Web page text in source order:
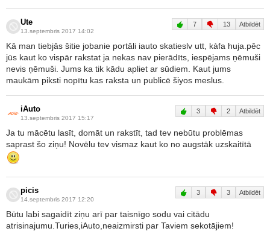
Ute
13.septembris 2017 14:02
7 13 Atbildēt
Kā man tiebjās šitie jobanie portāli iauto skatieslv utt, kàfa huja.pēc
jūs kaut ko vispār rakstat ja nekas nav pierādīts, iespējams ņēmuši
nevis ņēmuši. Jums ka tik kādu apliet ar sūdiem. Kaut jums
maukām piksti nopītu kas raksta un publicē šiyos meslus.
iAuto
13.septembris 2017 15:17
3 2 Atbildēt
Ja tu mācētu lasīt, domāt un rakstīt, tad tev nebūtu problēmas
saprast šo ziņu! Novēlu tev vismaz kaut ko no augstāk uzskaitītā
picis
14.septembris 2017 12:20
3 3 Atbildēt
Būtu labi sagaidīt ziņu arī par taisnīgo sodu vai citādu
atrisinajumu.Turies,iAuto,neaizmirsti par Taviem sekotājiem!